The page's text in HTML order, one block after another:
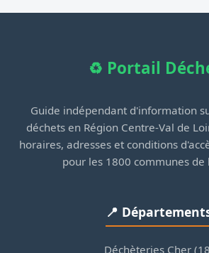
♻️ Portail
Guide indépendant d'information
déchets en Région Centre-Val de
horaires, adresses et conditions
pour les 1800 communes de
📍
Déchèteries Cher